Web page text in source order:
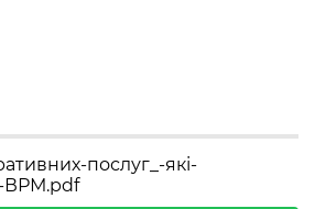
послуг_-які-
ВРМ.pdf